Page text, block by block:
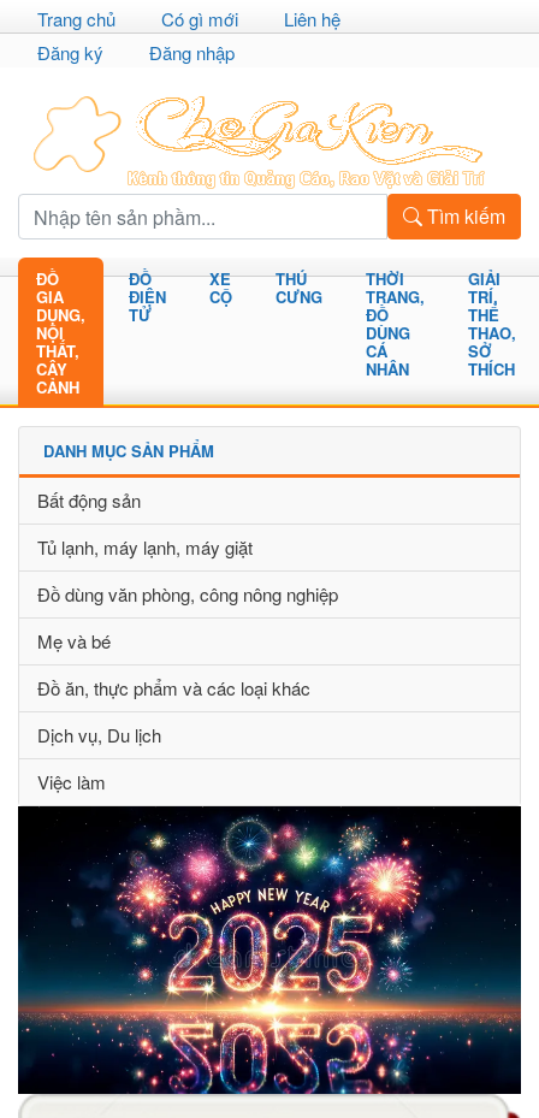
Trang chủ Có gì mới
Liên hệ
Đăng ký
Đăng nhập
Tìm kiếm
ĐỒ
GIA
DỤNG,
NỘI
THẤT,
CÂY
CẢNH
ĐỒ
ĐIỆN
TỬ
XE
CỘ
THÚ
CƯNG
THỜI
TRANG,
ĐỒ
DÙNG
CÁ
NHÂN
GIẢI
TRÍ,
THỂ
THAO,
SỞ
THÍCH
DANH MỤC SẢN PHẨM
Bất động sản
Tủ lạnh, máy lạnh, máy giặt
Đồ dùng văn phòng, công nông nghiệp
Mẹ và bé
Đồ ăn, thực phẩm và các loại khác
Dịch vụ, Du lịch
Việc làm